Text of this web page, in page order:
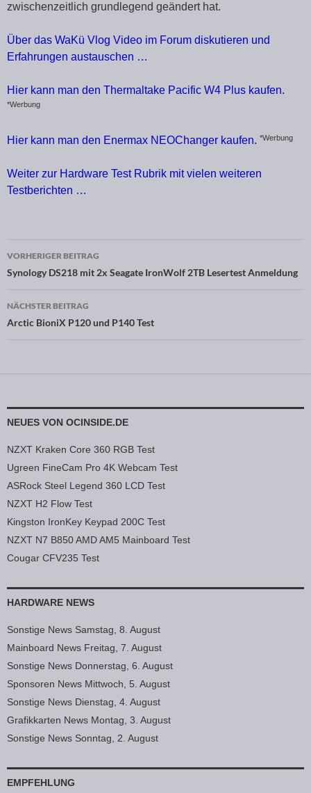
zwischenzeitlich grundlegend geändert hat.
Über das WaKü Vlog Video im Forum diskutieren und
Erfahrungen austauschen …
Hier kann man den Thermaltake Pacific W4 Plus kaufen.
*Werbung
Hier kann man den Enermax NEOChanger kaufen. *Werbung
Weiter zur Hardware Test Rubrik mit vielen weiteren
Testberichten …
Beitragsnavigation
VORHERIGER BEITRAG
Synology DS218 mit 2x Seagate IronWolf 2TB Lesertest Anmeldung
NÄCHSTER BEITRAG
Arctic BioniX P120 und P140 Test
NEUES VON OCINSIDE.DE
NZXT Kraken Core 360 RGB Test
Ugreen FineCam Pro 4K Webcam Test
ASRock Steel Legend 360 LCD Test
NZXT H2 Flow Test
Kingston IronKey Keypad 200C Test
NZXT N7 B850 AMD AM5 Mainboard Test
Cougar CFV235 Test
HARDWARE NEWS
Sonstige News Samstag, 8. August
Mainboard News Freitag, 7. August
Sonstige News Donnerstag, 6. August
Sponsoren News Mittwoch, 5. August
Sonstige News Dienstag, 4. August
Grafikkarten News Montag, 3. August
Sonstige News Sonntag, 2. August
EMPFEHLUNG